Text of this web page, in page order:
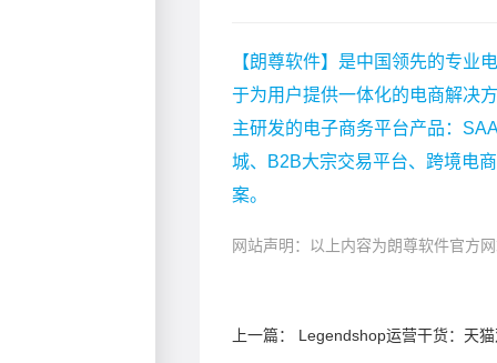
【朗尊软件】是中国领先的专业
于为用户提供一体化的电商解决
主研发的电子商务平台产品：
城、B2B大宗交易平台、跨境电
案。
网站声明：以上内容为朗尊软件官方
上一篇： Legendshop运营干货：天